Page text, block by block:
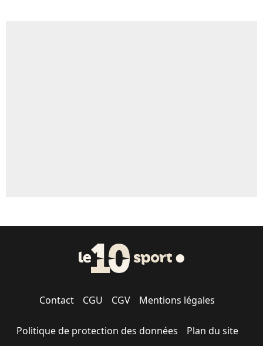
Contact CGU CGV Mentions légales
Politique de protection des données Plan du site